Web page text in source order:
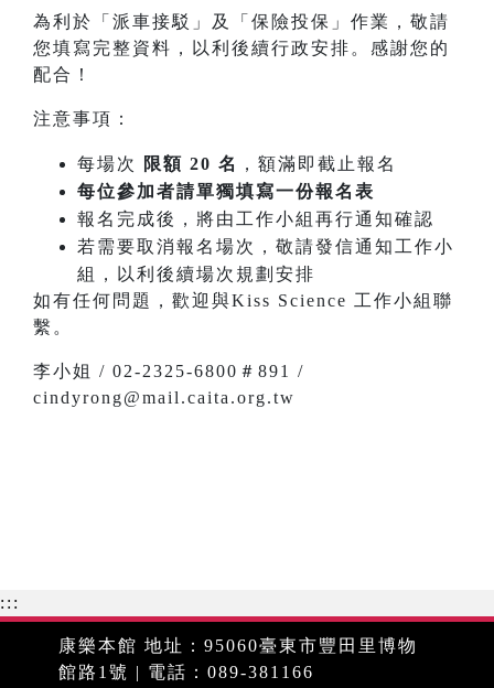
為利於「派車接駁」及「保險投保」作業，敬請
您填寫完整資料，以利後續行政安排。感謝您的
配合！
注意事項：
每場次 限額 20 名
，額滿即截止報名
每位參加者請單獨填寫一份報名表
報名完成後，將由工作小組再行通知確認
若需要取消報名場次，敬請發信通知工作小
組，以利後續場次規劃安排
如有任何問題，歡迎與Kiss Science 工作小組聯
繫。
李小姐 / 02-2325-6800＃891 /
cindyrong@mail.caita.org.tw
:::
康樂本館 地址：95060臺東市豐田里博物
館路1號 | 電話：089-381166